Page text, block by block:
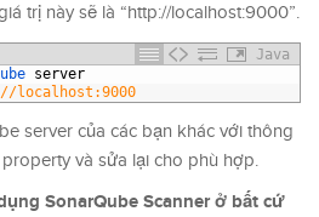
trị này sẽ là “http://localhost:9000”.
Java
server
//localhost:9000
server của các bạn khác với thông
và sửa lại cho phù hợp.
SonarQube Scanner ở bất cứ